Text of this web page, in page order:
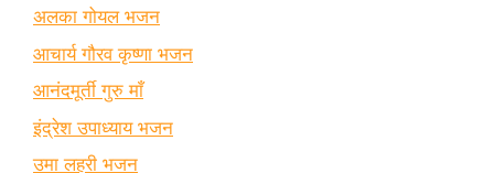
अलका गोयल भजन
आचार्य गौरव कृष्णा भजन
आनंदमूर्ती गुरु माँ
इंद्रेश उपाध्याय भजन
उमा लहरी भजन